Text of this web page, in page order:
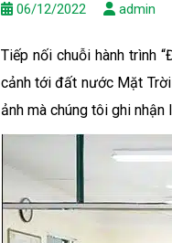
06/12/2022 admin
Tiếp nối chuỗi hành trình
cảnh tới đất nước Mặt
ảnh mà chúng tôi ghi